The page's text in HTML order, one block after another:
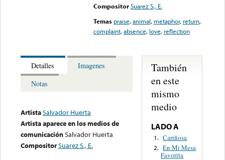
Compositor Suarez S., E.
Temas praise,animal, metaphor, return,
complaint,absence, love, reflection
Detalles
Imagenes
Notas
ArtistaSalvador Huerta
Artista aparece en los medios de
comunicaciónSalvador Huerta
CompositorSuarez S., E.
También
en este
mismo
medio
LADO A
1. Cariñosa
2. En Mi Mesa
Favorita